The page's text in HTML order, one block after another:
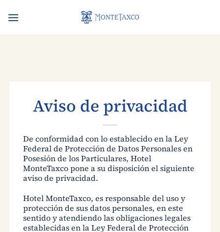
Aviso de privacidad
De conformidad con lo establecido en la Ley
Federal de Protección de Datos Personales en
Posesión de los Particulares, Hotel
MonteTaxco pone a su disposición el siguiente
aviso de privacidad.
Hotel MonteTaxco, es responsable del uso y
protección de sus datos personales, en este
sentido y atendiendo las obligaciones legales
establecidas en la Ley Federal de Protección